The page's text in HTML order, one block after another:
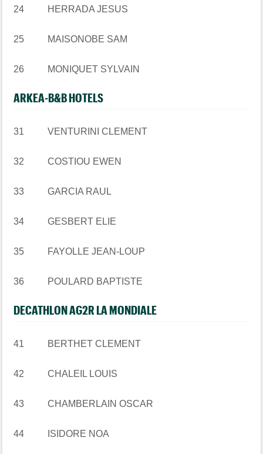
24 HERRADA JESUS
25 MAISONOBE SAM
26 MONIQUET SYLVAIN
ARKEA-B&B HOTELS
31 VENTURINI CLEMENT
32 COSTIOU EWEN
33 GARCIA RAUL
34 GESBERT ELIE
35 FAYOLLE JEAN-LOUP
36 POULARD BAPTISTE
DECATHLON AG2R LA MONDIALE
41 BERTHET CLEMENT
42 CHALEIL LOUIS
43 CHAMBERLAIN OSCAR
44 ISIDORE NOA